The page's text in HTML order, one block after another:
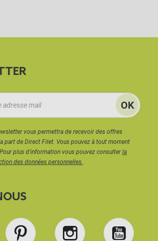
vous permettra de recevoir des offres
part de Direct Filet. Vous pouvez à tout moment
plus d'information vous pouvez consulterla
des données personnelles.